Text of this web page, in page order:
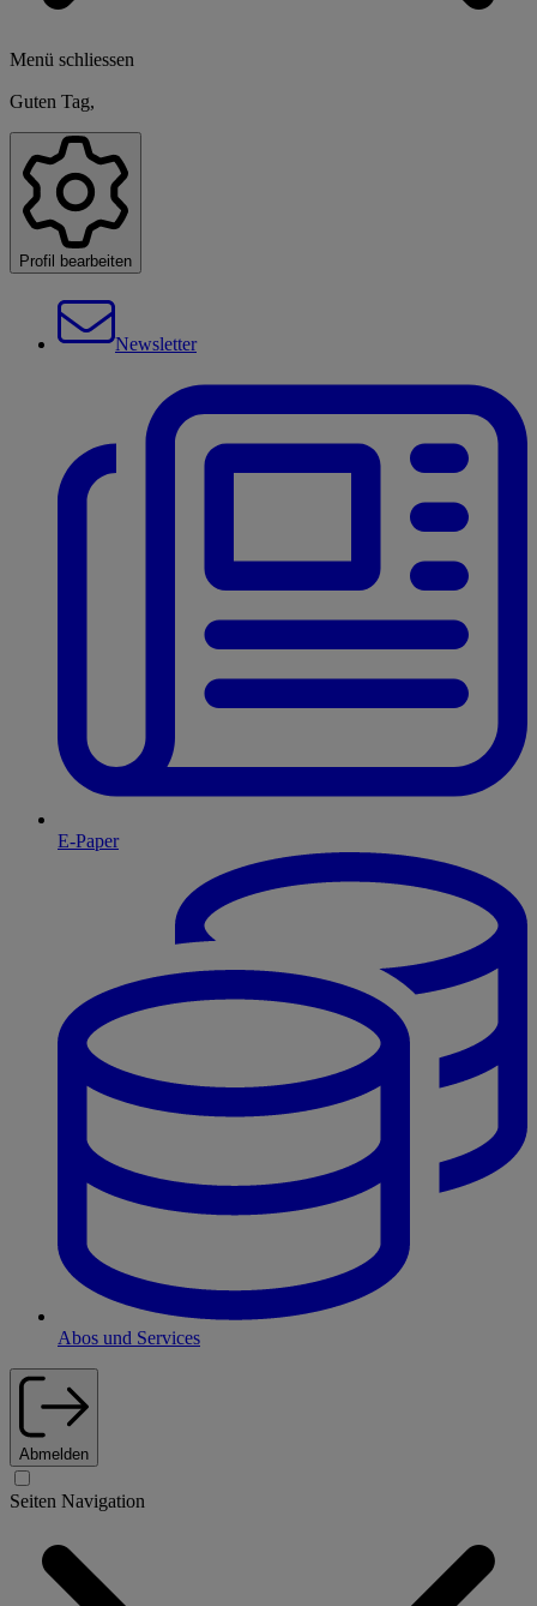
Menü schliessen
Guten Tag,
Profil bearbeiten
Newsletter
E-Paper
Abos und Services
Abmelden
Seiten Navigation